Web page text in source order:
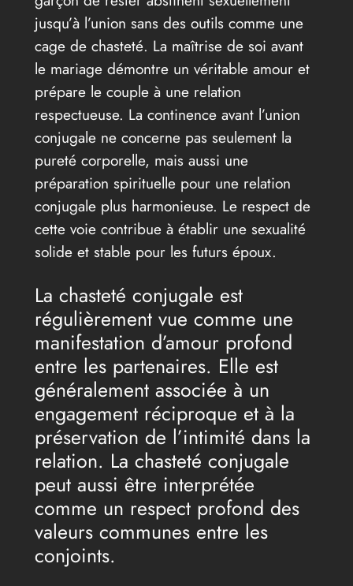
jusqu’à l’union sans des outils comme une
cage de chasteté. La maîtrise de soi avant
le mariage démontre un véritable amour et
prépare le couple à une relation
respectueuse. La continence avant l’union
conjugale ne concerne pas seulement la
pureté corporelle, mais aussi une
préparation spirituelle pour une relation
conjugale plus harmonieuse. Le respect de
cette voie contribue à établir une sexualité
solide et stable pour les futurs époux.
La chasteté conjugale est
régulièrement vue comme une
manifestation d’amour profond
entre les partenaires. Elle est
généralement associée à un
engagement réciproque et à la
préservation de l’intimité dans la
relation. La chasteté conjugale
peut aussi être interprétée
comme un respect profond des
valeurs communes entre les
conjoints.